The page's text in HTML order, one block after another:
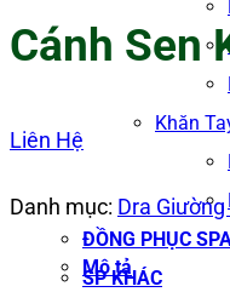
Khăn
ĐỒNG PHỤC
SP KHÁC
Cánh Sen
Liên Hệ
Danh mục: Dra
Mô tả